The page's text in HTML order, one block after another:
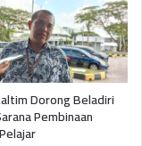
Dorong Beladiri
Pembinaan